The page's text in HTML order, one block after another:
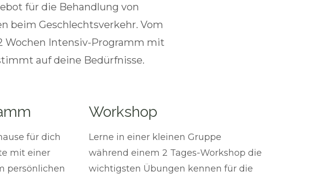
für die Behandlung von
beim Geschlechtsverkehr. Vom
Wochen Intensiv-Programm mit
auf deine Bedürfnisse.
für dich
mit einer
persönlichen
Workshop
Lerne in einer kleinen Gruppe
während einem 2 Tages-Workshop die
wichtigsten Übungen kennen für die